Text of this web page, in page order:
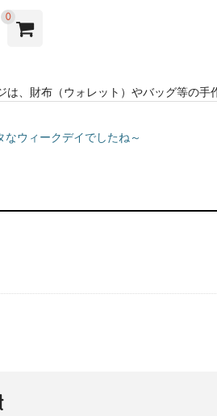
0
、財布（ウォレット）やバッグ等の手
なウィークデイでしたね～